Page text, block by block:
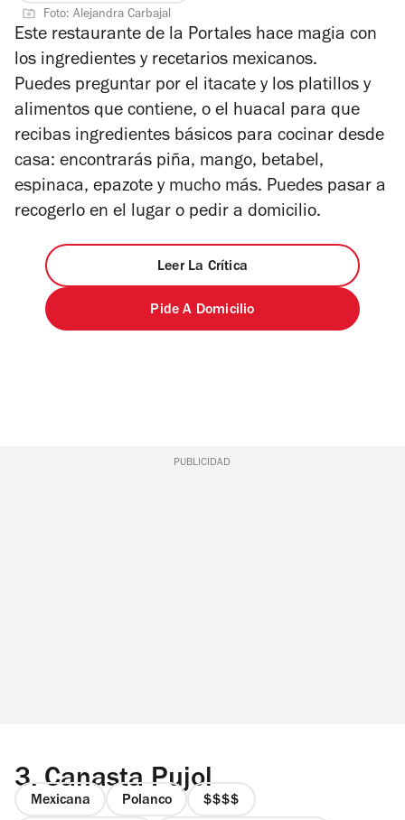
estrellas
Foto: Alejandra Carbajal
Este restaurante de la Portales hace magia con
los ingredientes y recetarios mexicanos.
Puedes preguntar por el itacate y los platillos y
alimentos que contiene, o el huacal para que
recibas ingredientes básicos para cocinar desde
casa: encontrarás piña, mango, betabel,
espinaca, epazote y mucho más. Puedes pasar a
recogerlo en el lugar o pedir a domicilio.
Leer La Crítica
Pide A Domicilio
PUBLICIDAD
3. Canasta Pujol
Mexicana Polanco
precio